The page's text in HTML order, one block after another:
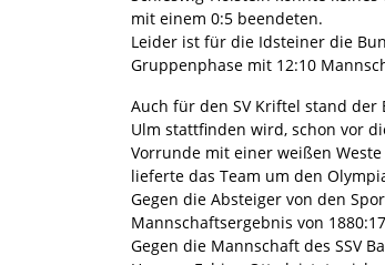
mit einem 0:5 beendeten.
Leider ist für die Idsteiner die
Gruppenphase mit 12:10
Auch für den SV Kriftel stand der
Ulm stattfinden wird, schon vor
Vorrunde mit einer weißen
lieferte das Team um den
Gegen die Absteiger von den
Mannschaftsergebnis von
Gegen die Mannschaft des SSV